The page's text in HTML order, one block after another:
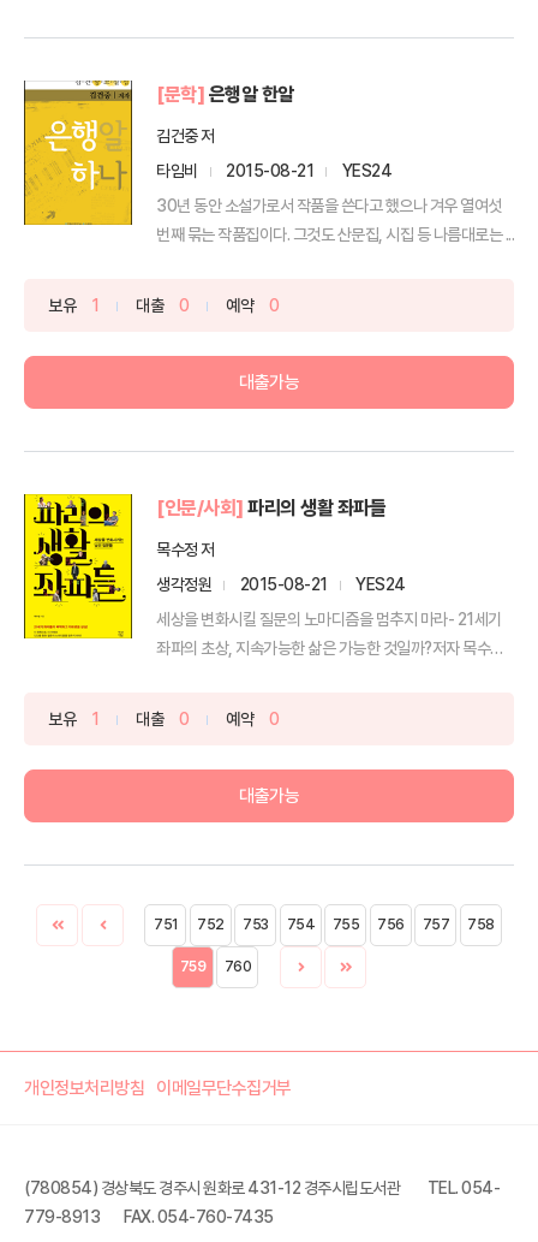
[문학] 은행알 한알
김건중 저
타임비
2015-08-21
YES24
30년 동안 소설가로서 작품을 쓴다고 했으나 겨우 열여섯
번째 묶는 작품집이다. 그것도 산문집, 시집 등 나름대로는 ...
보유 1 대출 0 예약 0
대출가능
[인문/사회] 파리의 생활 좌파들
목수정 저
생각정원
2015-08-21
YES24
세상을 변화시킬 질문의 노마디즘을 멈추지 마라- 21세기
좌파의 초상, 지속가능한 삶은 가능한 것일까?저자 목수정
보유 1 대출 0 예약 0
대출가능
751 752 753 754 755 756 757 758
759 760
개인정보처리방침 이메일무단수집거부
(780854) 경상북도 경주시 원화로 431-12 경주시립도서관
TEL. 054-
779-8913
FAX. 054-760-7435